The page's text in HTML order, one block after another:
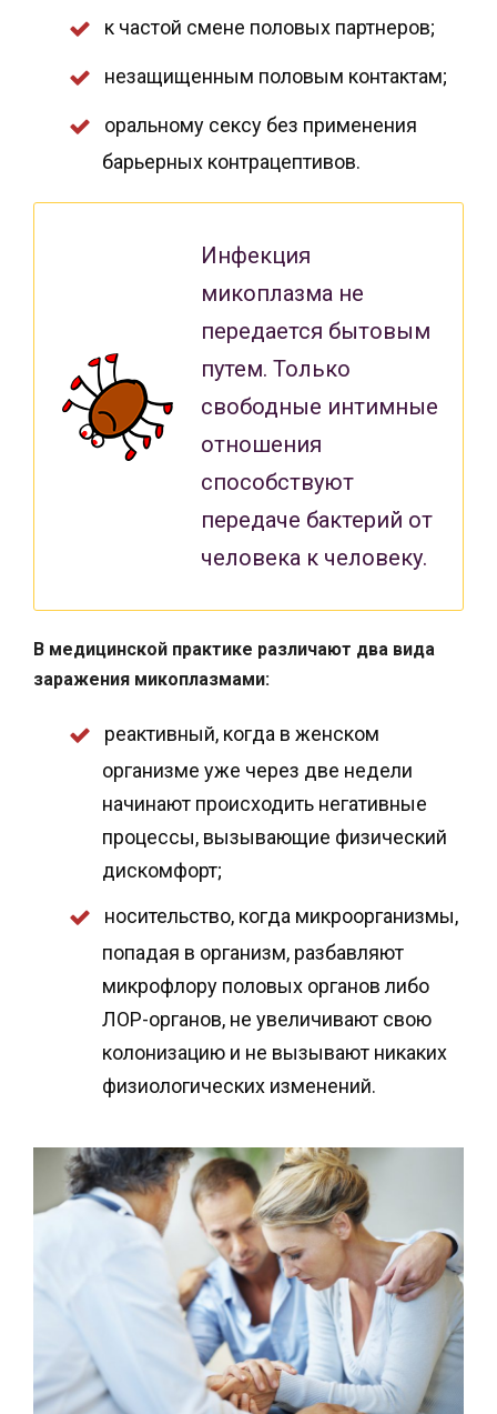
к частой смене половых партнеров;
незащищенным половым контактам;
оральному сексу без применения
барьерных контрацептивов.
Инфекция
микоплазма не
передается бытовым
путем. Только
свободные интимные
отношения
способствуют
передаче бактерий от
человека к человеку.
В медицинской практике различают два вида
заражения микоплазмами:
реактивный, когда в женском
организме уже через две недели
начинают происходить негативные
процессы, вызывающие физический
дискомфорт;
носительство, когда микроорганизмы,
попадая в организм, разбавляют
микрофлору половых органов либо
ЛОР-органов, не увеличивают свою
колонизацию и не вызывают никаких
физиологических изменений.